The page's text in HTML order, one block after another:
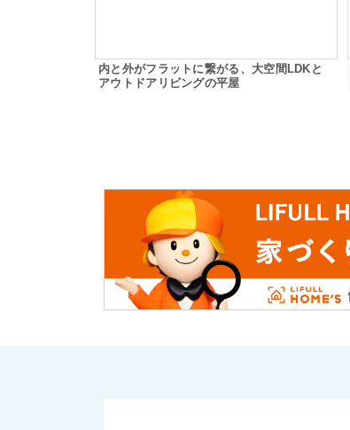
内と外がフラットに繋がる、大空間LDKと
アウトドアリビングの平屋